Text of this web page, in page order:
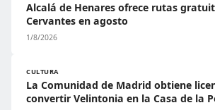
Alcalá de Henares ofrece rutas
Cervantes en agosto
1/8/2026
CULTURA
La Comunidad de Madrid obtiene
convertir Velintonia en la Casa de la